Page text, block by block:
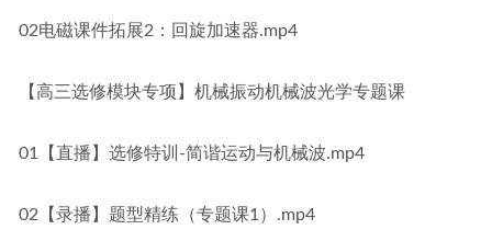
02电磁课件拓展2：回旋加速器.mp4
【高三选修模块专项】机械振动机械波光学专题课
01【直播】选修特训-简谐运动与机械波.mp4
02【录播】题型精练（专题课1）.mp4